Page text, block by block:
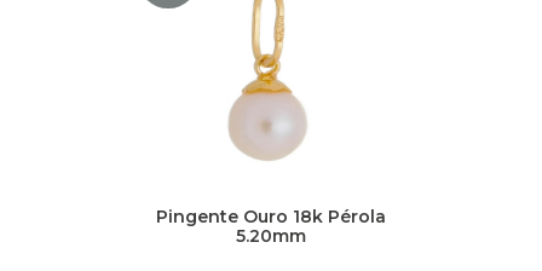
Pingente Ouro 18k Pérola
5.20mm